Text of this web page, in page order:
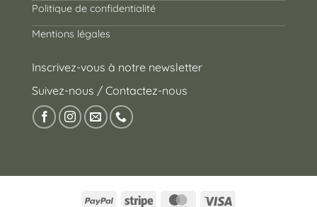
Politique de confidentialité
Mentions légales
Inscrivez-vous à notre newsletter
Suivez-nous / Contactez-nous
PayPal Stripe MasterCard
Visa